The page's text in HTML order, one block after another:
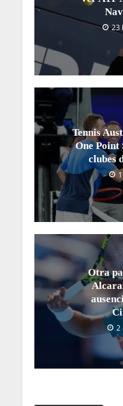
23
Tennis
One Point
clubes
Otra
2